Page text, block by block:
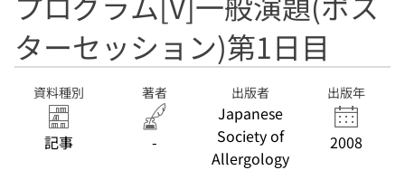
ターセッション)第1日目
資料種別
記事
著者
-
出版者
Japanese
Society of
Allergology
出版年
2008